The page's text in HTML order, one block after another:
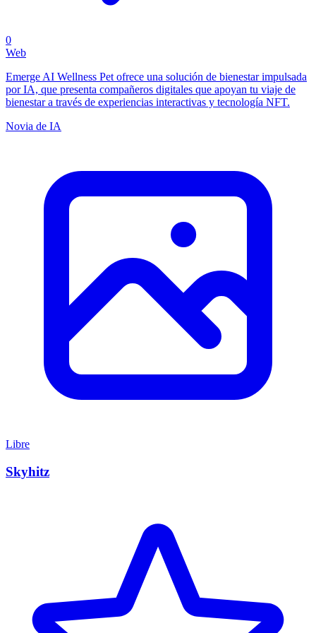
0
Web
Emerge AI Wellness Pet ofrece una solución de bienestar impulsada
por IA, que presenta compañeros digitales que apoyan tu viaje de
bienestar a través de experiencias interactivas y tecnología NFT.
Novia de IA
Libre
Skyhitz